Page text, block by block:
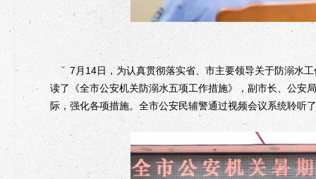
7月14日，为认真贯彻落实省、市主要领导关于防溺水工
读了《全市公安机关防溺水五项工作措施》，副市长、公安
际，强化各项措施。全市公安民辅警通过视频会议系统聆听